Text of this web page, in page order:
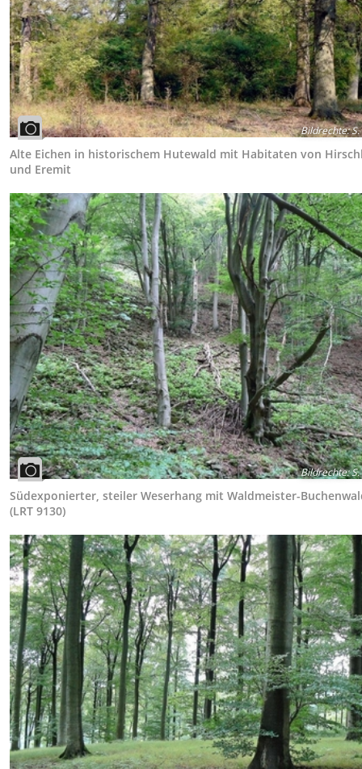
Bildrechte:S.
Alte Eichen in historischem Hutewald mit Habitaten von
und Eremit
Bildrechte:S.
Südexponierter, steiler Weserhang mit Waldmeister-
(LRT 9130)